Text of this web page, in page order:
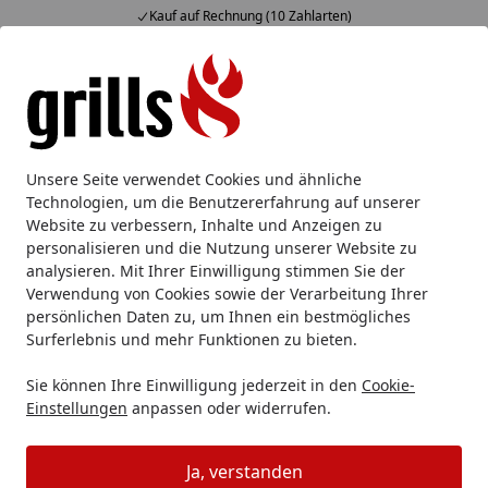
Unsere Seite verwendet Cookies und ähnliche
Technologien, um die Benutzererfahrung auf unserer
Website zu verbessern, Inhalte und Anzeigen zu
personalisieren und die Nutzung unserer Website zu
analysieren. Mit Ihrer Einwilligung stimmen Sie der
Verwendung von Cookies sowie der Verarbeitung Ihrer
persönlichen Daten zu, um Ihnen ein bestmögliches
Surferlebnis und mehr Funktionen zu bieten.
Sie können Ihre Einwilligung jederzeit in den Cookie-
Einstellungen anpassen oder widerrufen.
Ja, verstanden
Kauf auf Rechnung (10 Zahlarten)
Alle Produkte
Mein Konto
Suchen
WMF Messersets
Startseite